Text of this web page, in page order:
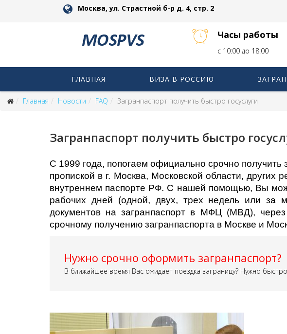
Москва, ул. Страстной б-р д. 4, стр. 2
Часы работы
с 10:00 до 18:00
ГЛАВНАЯ ВИЗА В РОССИЮ
Главная Новости FAQ Загранпаспорт получить быстро госуслуги
Загранпаспорт получить быстро
С 1999 года, попогаем официально срочно
пропиской в г. Москва, Московской области, других
внутреннем паспорте РФ. С нашей помощью, Вы
рабочих дней (одной, двух, трех недель или за
документов на загранпаспорт в МФЦ (МВД),
срочному получению загранпаспорта в Москве и
Нужно срочно оформить загранпаспорт?
В ближайшее время Вас ожидает поездка заграницу? Нужно